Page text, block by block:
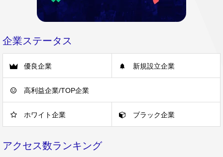
企業ステータス
優良企業 新規設立企業
高利益企業/TOP企業
ホワイト企業 ブラック企業
アクセス数ランキング